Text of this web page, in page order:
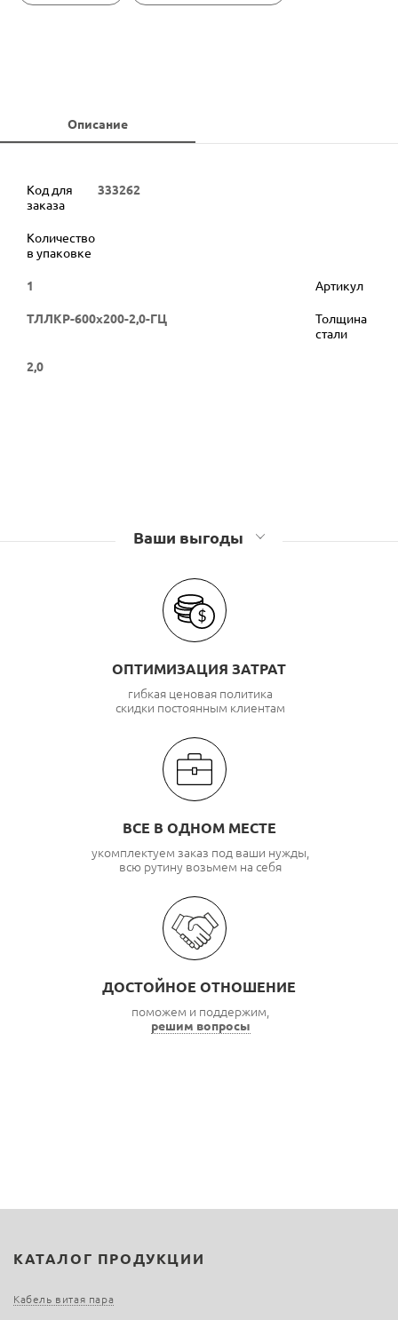
Описание
Код для
заказа
333262
Количество
в упаковке
1 Артикул
ТЛЛКР-600х200-2,0-ГЦ
Толщина
стали
2,0
Ваши выгоды
ОПТИМИЗАЦИЯ ЗАТРАТ
гибкая ценовая политика
скидки постоянным клиентам
ВСЕ В ОДНОМ МЕСТЕ
укомплектуем заказ под ваши нужды,
всю рутину возьмем на себя
ДОСТОЙНОЕ ОТНОШЕНИЕ
поможем и поддержим,
решим вопросы
КАТАЛОГ ПРОДУКЦИИ
Кабель витая пара